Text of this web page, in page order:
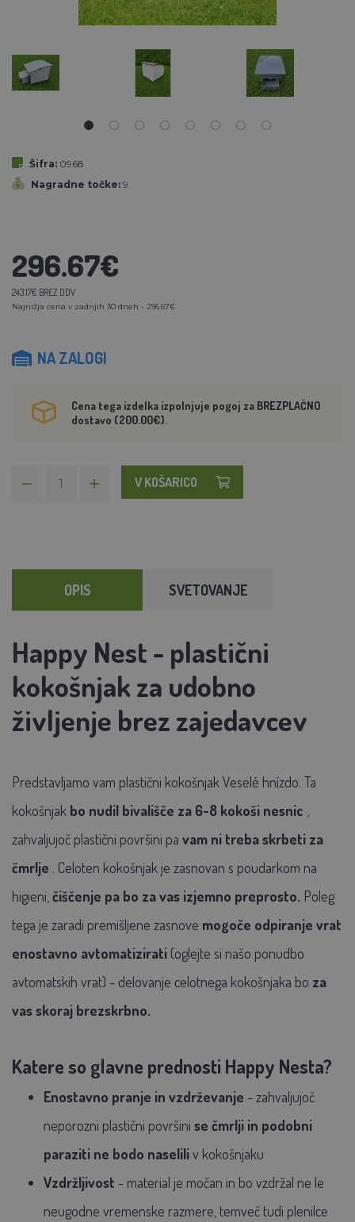
Šifra: 0968
Nagradne točke: 9
296.67€
243.17€ BREZ DDV
Najnižja cena v zadnjih 30 dneh - 296.67€
NA ZALOGI
Cena tega izdelka izpolnjuje pogoj za BREZPLAČNO
dostavo (200.00€).
V KOŠARICO
OPIS SVETOVANJE
Happy Nest - plastični
kokošnjak za udobno
življenje brez zajedavcev
Predstavljamo vam plastični kokošnjak Veselé hnízdo. Ta
kokošnjak bo nudil bivališče za 6-8 kokoši nesnic
zahvaljujoč plastični površini pa vam ni treba skrbeti za
čmrlje . Celoten kokošnjak je zasnovan s poudarkom na
higieni, čiščenje pa bo za vas izjemno preprosto. Poleg
tega je zaradi premišljene zasnove mogoče odpiranje vrat
enostavno avtomatizirati (oglejte si našo ponudbo
avtomatskih vrat) - delovanje celotnega kokošnjaka bo za
vas skoraj brezskrbno.
Katere so glavne prednosti Happy Nesta?
Enostavno pranje in vzdrževanje - zahvaljujoč
neporozni plastični površini se čmrlji in podobni
paraziti ne bodo naseliliv kokošnjaku
Vzdržljivost - material je močan in bo vzdržal ne le
neugodne vremenske razmere, temveč tudi plenilce